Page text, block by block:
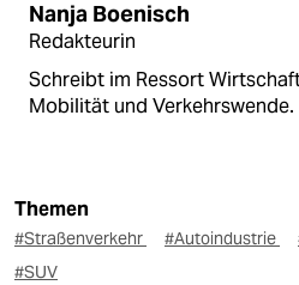
Nanja Boenisch
Redakteurin
Schreibt im Ressort
Mobilität und Verkehrswende.
Themen
#Straßenverkehr #Autoindustrie
#SUV